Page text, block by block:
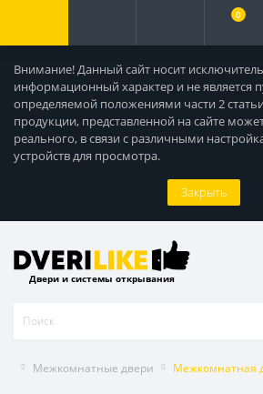
Внимание! Данный сайт носит
информационный характер и не является
определяемой положениями части 2
продукции, представленной на сайте
реального, в связи с различными
устройств для просмотра.
Закрыть
0
Двери и системы открывания
Межкомнатные двери Межкомнатная